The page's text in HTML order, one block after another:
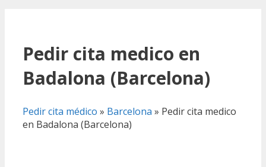
Pedir cita medico en
Badalona (Barcelona)
Pedir cita médico » Barcelona » Pedir cita medico
en Badalona (Barcelona)